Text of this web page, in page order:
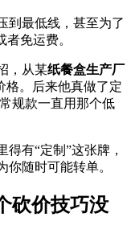
到最低线，甚至为了
免运费。
，从某纸餐盒生产厂
格。后来他真做了定
规款一直用那个低
得有“定制”这张牌，
随时可能转单。